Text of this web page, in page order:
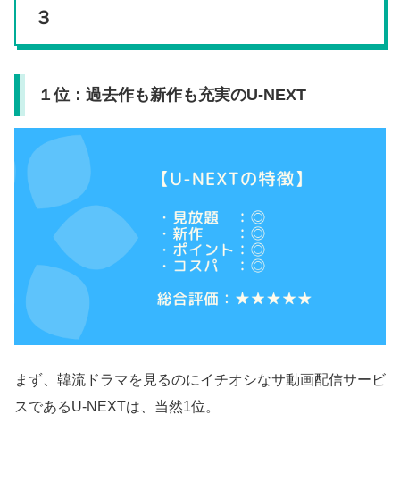
３
１位：過去作も新作も充実のU-NEXT
まず、韓流ドラマを見るのにイチオシなサ動画配信サービ
スであるU-NEXTは、当然1位。